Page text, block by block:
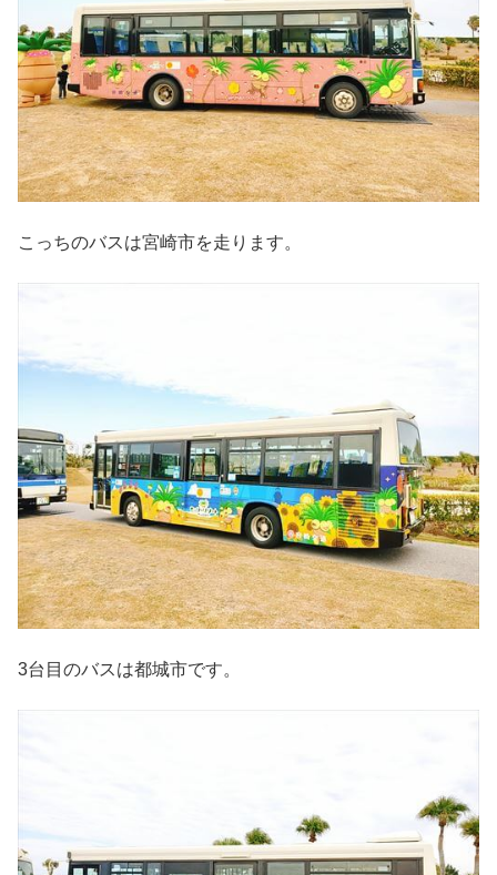
こっちのバスは宮崎市を走ります。
3台目のバスは都城市です。